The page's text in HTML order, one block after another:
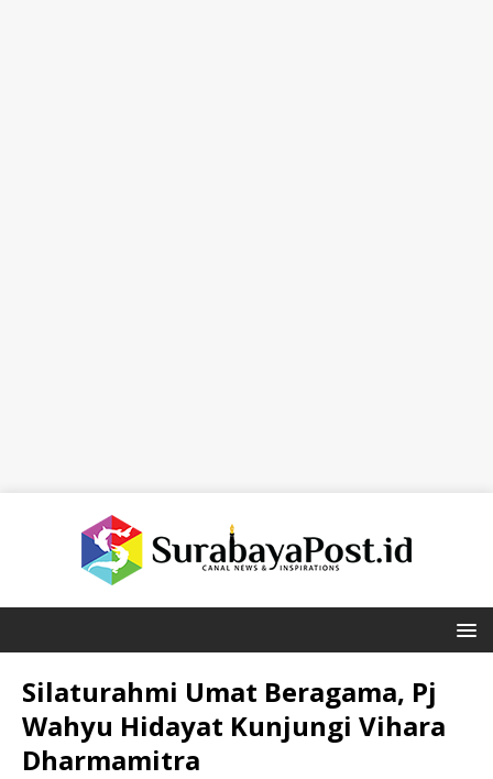
Silaturahmi Umat Beragama, Pj
Wahyu Hidayat Kunjungi Vihara
Dharmamitra